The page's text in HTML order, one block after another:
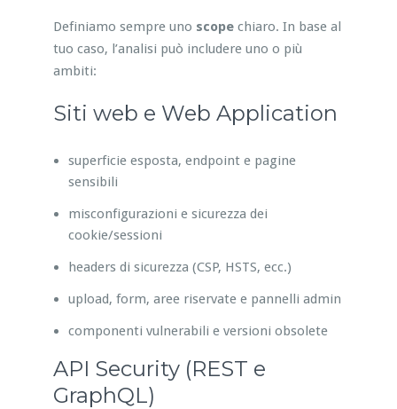
Definiamo sempre uno scopechiaro. In base al
tuo caso, l’analisi può includere uno o più
ambiti:
Siti web e Web Application
superficie esposta, endpoint e pagine
sensibili
misconfigurazioni e sicurezza dei
cookie/sessioni
headers di sicurezza (CSP, HSTS, ecc.)
upload, form, aree riservate e pannelli admin
componenti vulnerabili e versioni obsolete
API Security (REST e
GraphQL)